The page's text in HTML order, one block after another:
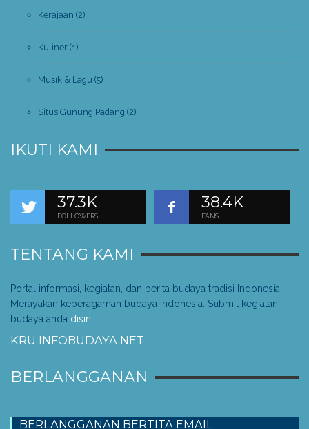
Kerajaan (2)
Kuliner (1)
Musik & Lagu (5)
Situs Gunung Padang (2)
IKUTI KAMI
37.3K
FOLLOWERS
38.4K
FANS
TENTANG KAMI
Portal informasi, kegiatan, dan berita budaya tradisi Indonesia.
Merayakan keberagaman budaya Indonesia. Submit kegiatan
budaya anda disini.
KRU INFOBUDAYA.NET
BERLANGGANAN
BERLANGGANAN BERTITA EMAIL